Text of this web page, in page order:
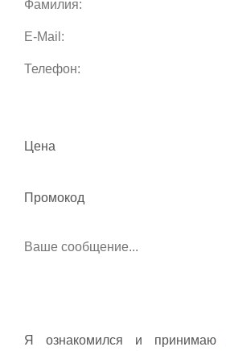
Цена
Промокод
Я ознакомился и принимаю